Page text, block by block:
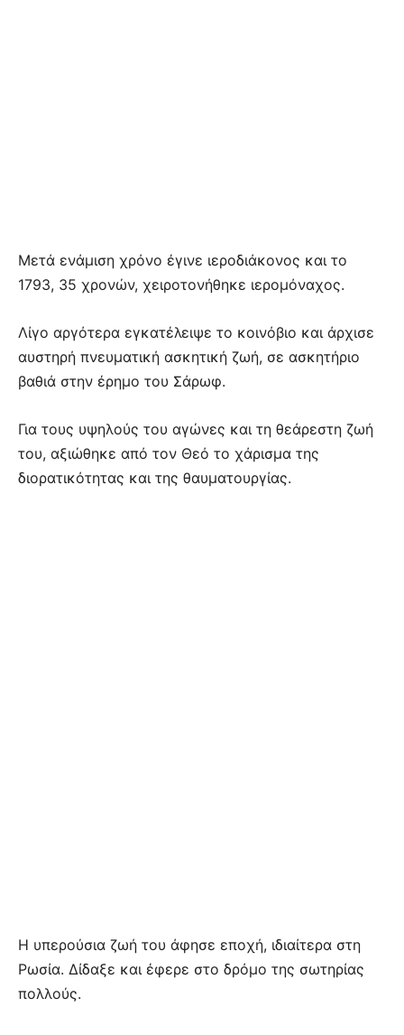
Μετά ενάμιση χρόνο έγινε ιεροδιάκονος και το
1793, 35 χρονών, χειροτονήθηκε ιερομόναχος.
Λίγο αργότερα εγκατέλειψε το κοινόβιο και άρχισε
αυστηρή πνευματική ασκητική ζωή, σε ασκητήριο
βαθιά στην έρημο του Σάρωφ.
Για τους υψηλούς του αγώνες και τη θεάρεστη ζωή
του, αξιώθηκε από τον Θεό το χάρισμα της
διορατικότητας και της θαυματουργίας.
Η υπερούσια ζωή του άφησε εποχή, ιδιαίτερα στη
Ρωσία. Δίδαξε και έφερε στο δρόμο της σωτηρίας
πολλούς.